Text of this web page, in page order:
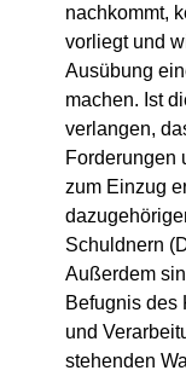
nachkommt,
vorliegt und
Ausübung
machen. Ist
verlangen,
Forderungen
zum Einzug
Schuldnern
Außerdem
Befugnis des
und
stehenden